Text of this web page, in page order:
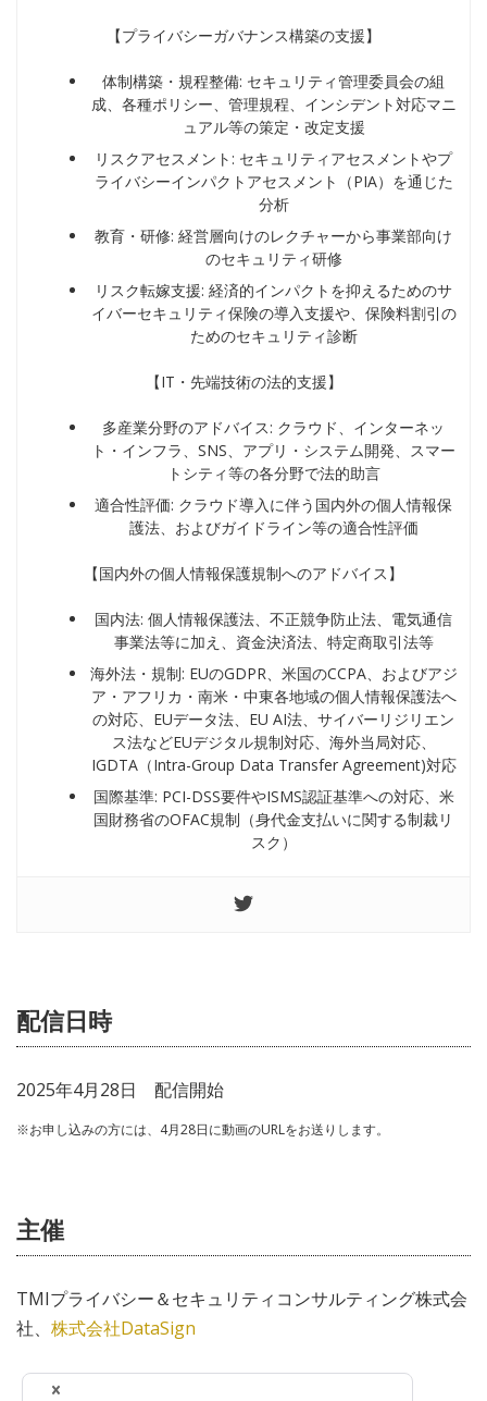
【プライバシーガバナンス構築の支援】
体制構築・規程整備: セキュリティ管理委員会の組
成、各種ポリシー、管理規程、インシデント対応マニ
ュアル等の策定・改定支援
リスクアセスメント: セキュリティアセスメントやプ
ライバシーインパクトアセスメント（PIA）を通じた
分析
教育・研修: 経営層向けのレクチャーから事業部向け
のセキュリティ研修
リスク転嫁支援: 経済的インパクトを抑えるためのサ
イバーセキュリティ保険の導入支援や、保険料割引の
ためのセキュリティ診断
【IT・先端技術の法的支援】
多産業分野のアドバイス: クラウド、インターネッ
ト・インフラ、SNS、アプリ・システム開発、スマー
トシティ等の各分野で法的助言
適合性評価: クラウド導入に伴う国内外の個人情報保
護法、およびガイドライン等の適合性評価
【国内外の個人情報保護規制へのアドバイス】
国内法: 個人情報保護法、不正競争防止法、電気通信
事業法等に加え、資金決済法、特定商取引法等
海外法・規制: EUのGDPR、米国のCCPA、およびアジ
ア・アフリカ・南米・中東各地域の個人情報保護法へ
の対応、EUデータ法、EU AI法、サイバーリジリエン
ス法などEUデジタル規制対応、海外当局対応、
IGDTA（Intra-Group Data Transfer Agreement)対応
国際基準: PCI-DSS要件やISMS認証基準への対応、米
国財務省のOFAC規制（身代金支払いに関する制裁リ
スク）
配信日時
2025年4月28日 配信開始
※お申し込みの方には、4月28日に動画のURLをお送りします。
主催
TMIプライバシー＆セキュリティコンサルティング株式会
社、 株式会社DataSign